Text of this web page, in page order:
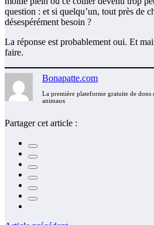
question : et si quelqu’un, tout près de
désespérément besoin ?
La réponse est probablement oui. Et
faire.
Bonapatte.com
La première plateforme gratuite de dons
animaux
Partager cet article :